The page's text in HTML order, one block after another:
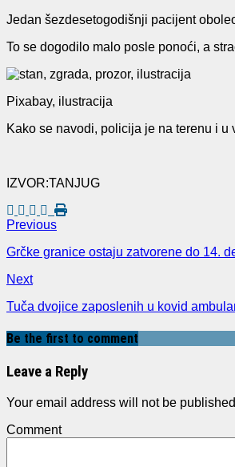
Jedan šezdesetogodišnji pacijent
To se dogodilo malo posle ponoći, a
Pixabay, ilustracija
Kako se navodi, policija je na terenu i
IZVOR:TANJUG
Previous
Grčke granice ostaju zatvorene do 14.
Next
Tuča dvojice zaposlenih u kovid
Be the first to comment
Leave a Reply
Your email address will not be
Comment